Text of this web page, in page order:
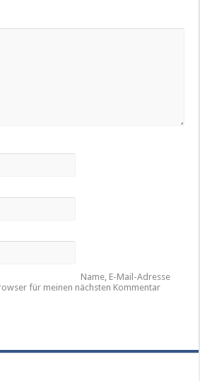
Name, E-Mail-Adresse
für meinen nächsten Kommentar